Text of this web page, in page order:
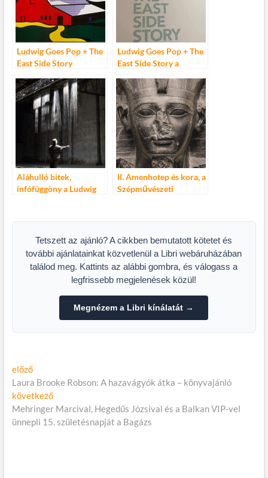
Ludwig Goes Pop + The
East Side Story
Ludwig Goes Pop + The
East Side Story a
Aláhulló bitek,
infófüggöny a Ludwig
II. Amenhotep és kora, a
Szépművészeti
Tetszett az ajánló? A cikkben bemutatott kötetet és
további ajánlatainkat közvetlenül a Libri webáruházában
találod meg. Kattints az alábbi gombra, és válogass a
legfrissebb megjelenések közül!
Megnézem a Libri kínálatát →
Bejegyzés
navigáció
előzőElőző
cikk:
Laura Brooke Robson: A hazavágyók átka – könyvajánló
következőKövetkező
cikk:
Mehringer Marcival, Hegedűs Józsival és a Balkan VIP-vel
ünnepli 15. születésnapját a Bagázs